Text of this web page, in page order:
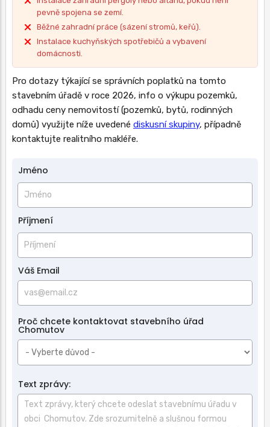
pevně spojena se zemí.
Běžné zahradní práce (sázení stromů, keřů).
Instalace kuchyňských spotřebičů a vybavení
domácnosti.
Pro dotazy týkající se správních poplatků na tomto
stavebním úřadě v roce 2026, info o výkupu pozemků,
odhadu ceny nemovitostí (pozemků, bytů, rodinných
domů) využijte níže uvedené diskusní skupiny, případně
kontaktujte realitního makléře.
Jméno
a
příjmení
Jméno
Příjmení
Váš Email
Proč chcete kontaktovat stavebního úřad
Chomutov
Text zprávy: